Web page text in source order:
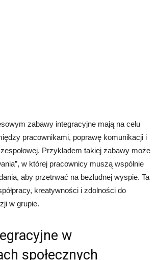
zabawy integracyjne mają na celu
pracownikami, poprawę komunikacji i
Przykładem takiej zabawy może
w której pracownicy muszą wspólnie
aby przetrwać na bezludnej wyspie. Ta
kreatywności i zdolności do
w grupie.
w
społecznych